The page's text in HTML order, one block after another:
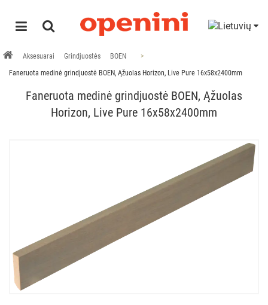
Aksesuarai Grindjuostės
BOEN
Faneruota medinė grindjuostė BOEN, Ąžuolas Horizon, Live Pure 16x58x2400mm
Faneruota medinė grindjuostė BOEN, Ąžuolas
Horizon, Live Pure 16x58x2400mm